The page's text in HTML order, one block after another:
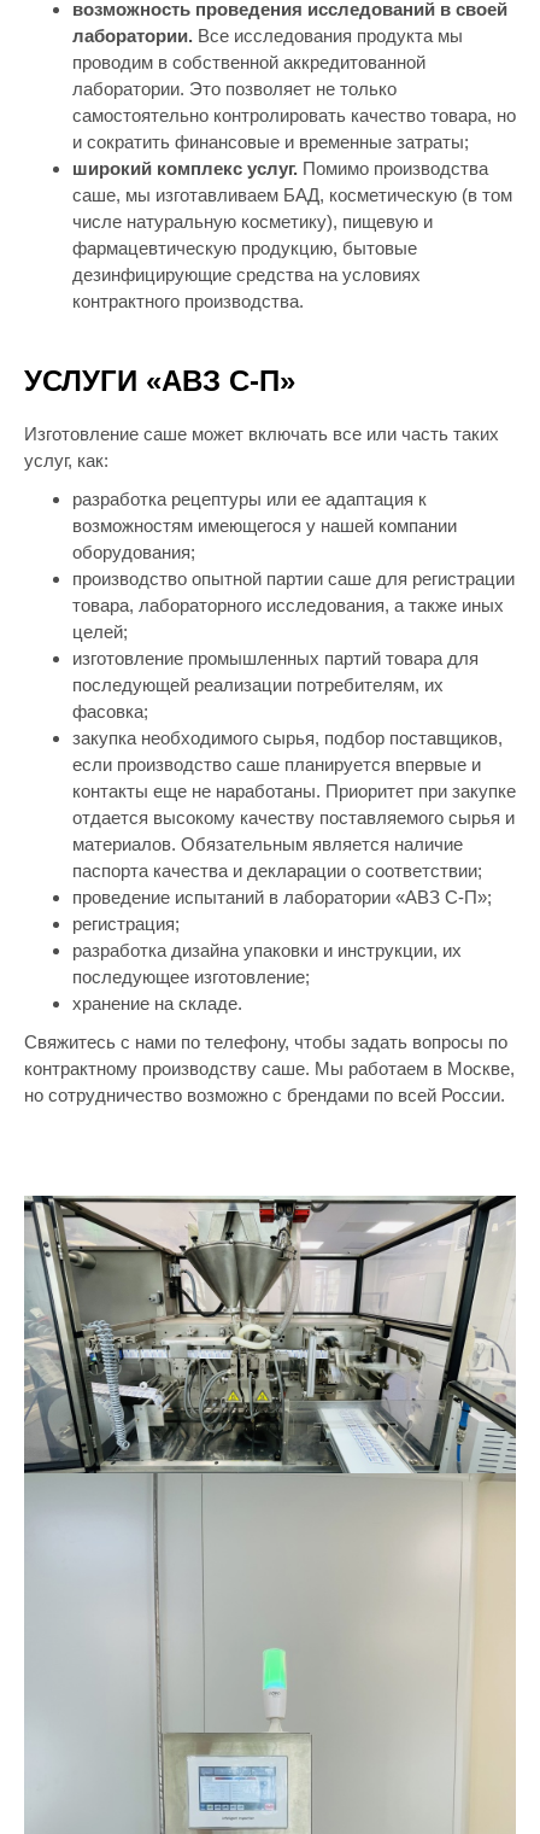
возможность проведения исследований в своей
лаборатории. Все исследования продукта мы
проводим в собственной аккредитованной
лаборатории. Это позволяет не только
самостоятельно контролировать качество товара, но
и сократить финансовые и временные затраты;
широкий комплекс услуг. Помимо производства
саше, мы изготавливаем БАД, косметическую (в том
числе натуральную косметику), пищевую и
фармацевтическую продукцию, бытовые
дезинфицирующие средства на условиях
контрактного производства.
УСЛУГИ «АВЗ С-П»
Изготовление саше может включать все или часть таких
услуг, как:
разработка рецептуры или ее адаптация к
возможностям имеющегося у нашей компании
оборудования;
производство опытной партии саше для регистрации
товара, лабораторного исследования, а также иных
целей;
изготовление промышленных партий товара для
последующей реализации потребителям, их
фасовка;
закупка необходимого сырья, подбор поставщиков,
если производство саше планируется впервые и
контакты еще не наработаны. Приоритет при закупке
отдается высокому качеству поставляемого сырья и
материалов. Обязательным является наличие
паспорта качества и декларации о соответствии;
проведение испытаний в лаборатории «АВЗ С-П»;
регистрация;
разработка дизайна упаковки и инструкции, их
последующее изготовление;
хранение на складе.
Свяжитесь с нами по телефону, чтобы задать вопросы по
контрактному производству саше. Мы работаем в Москве,
но сотрудничество возможно с брендами по всей России.